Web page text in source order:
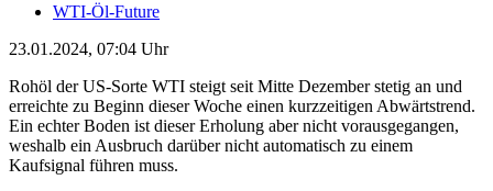
WTI-Öl-Future
23.01.2024, 07:04 Uhr
Rohöl der US-Sorte WTI steigt seit Mitte Dezember stetig an und
erreichte zu Beginn dieser Woche einen kurzzeitigen Abwärtstrend.
Ein echter Boden ist dieser Erholung aber nicht vorausgegangen,
weshalb ein Ausbruch darüber nicht automatisch zu einem
Kaufsignal führen muss.